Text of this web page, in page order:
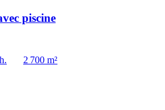
piscine
2 700 m²